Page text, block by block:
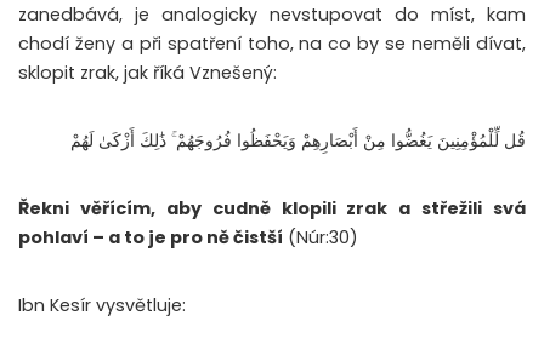
zanedbává, je analogicky nevstupovat do míst, kam
chodí ženy a při spatření toho, na co by se neměli dívat,
sklopit zrak, jak říká Vznešený:
قُل لِّلْمُؤْمِنِينَ يَغُضُّوا مِنْ أَبْصَارِهِمْ وَيَحْفَظُوا فُرُوجَهُمْ ۚ ذَٰلِكَ أَزْكَىٰ لَهُمْ
Řekni věřícím, aby cudně klopili zrak a střežili svá
pohlaví – a to je pro ně čistší (Núr:30)
Ibn Kesír vysvětluje: